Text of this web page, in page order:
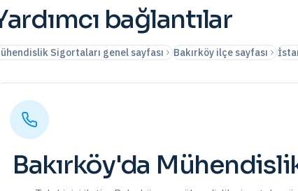
bağlantılar
Sigortaları genel sayfası Bakırköy ilçe sayfası
Bakırköy'da